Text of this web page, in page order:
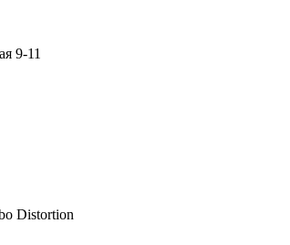
9-11
Distortion